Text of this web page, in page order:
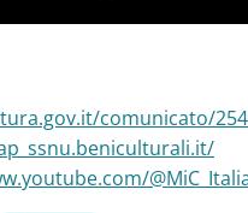
comunicato/